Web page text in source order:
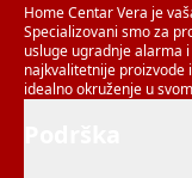
Home Centar Vera je
Specializovani smo za
usluge ugradnje alarma
najkvalitetnije proizvode
idealno okruženje u